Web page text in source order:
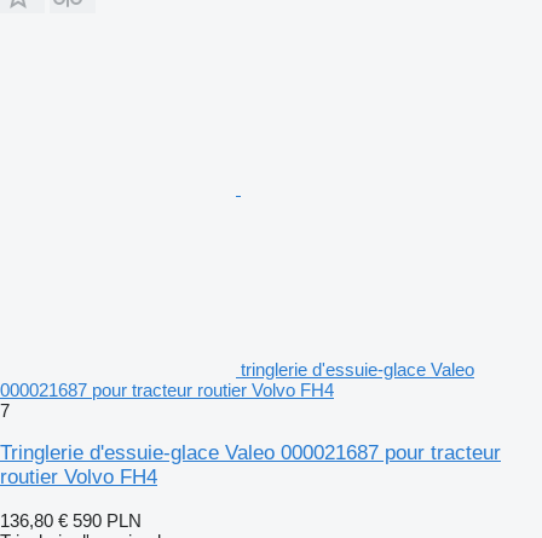
tringlerie d'essuie-glace Valeo
000021687 pour tracteur routier Volvo FH4
7
Tringlerie d'essuie-glace Valeo 000021687 pour tracteur
routier Volvo FH4
136,80 € 590 PLN